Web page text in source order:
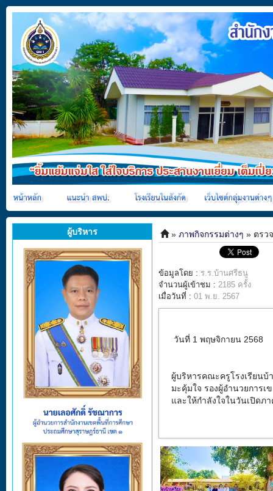
ผู้บริหาร » ภาพกิจกรรมต่างๆ » ตรว
ข้อมูลโดย : ร.ร.บ้านศรีธนู
จำนวนผู้เข้าชม : 2185 ครั้ง
เมื่อวันที่ : 01 พ.ย. 2567
วันที่ 1 พฤษจิกายน 2568
ผู้บริหารคณะครูโรงเรียน
มะคุ้มใจ รองผู้อำนวยการ
และให้กำลังใจในวันเปิดภ